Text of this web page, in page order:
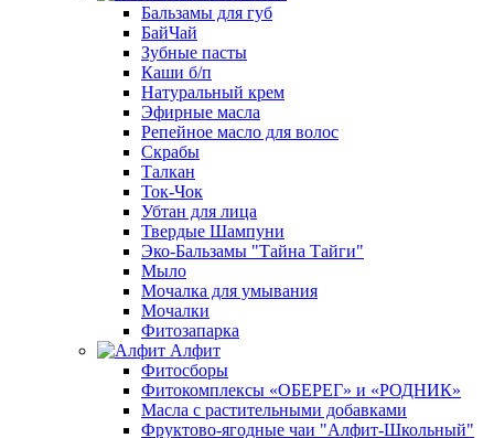
Бальзамы для губ
БайЧай
Зубные пасты
Каши б/п
Натуральный крем
Эфирные масла
Репейное масло для волос
Скрабы
Талкан
Ток-Чок
Убтан для лица
Твердые Шампуни
Эко-Бальзамы "Тайна Тайги"
Мыло
Мочалка для умывания
Мочалки
Фитозапарка
Алфит
Фитосборы
Фитокомплексы «ОБЕРЕГ» и «РОДНИК»
Масла с растительными добавками
Фруктово-ягодные чаи "Алфит-Школьный"